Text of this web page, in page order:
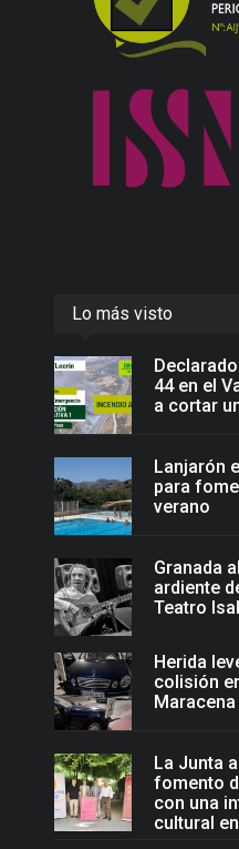
Lo más visto
44 en el
a cortar
Lanjarón
para
verano
Granada
ardiente
Teatro
Herida
colisión
Maracena
La Junta
fomento
con una
cultural